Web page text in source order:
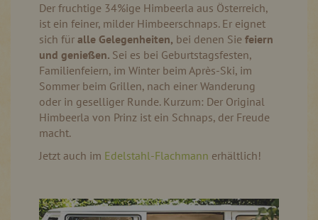
Der fruchtige 34%ige Himbeerla aus Österreich,
ist ein feiner, milder Himbeerschnaps. Er eignet
sich für alle Gelegenheiten, bei denen Sie feiern
und genießen. Sei es bei Geburtstagsfesten,
Familienfeiern, im Winter beim Après-Ski, im
Sommer beim Grillen, nach einer Wanderung
oder in geselliger Runde. Kurzum: Der Original
Himbeerla von Prinz ist ein Schnaps, der Freude
macht.
Jetzt auch im Edelstahl-Flachmann erhältlich!